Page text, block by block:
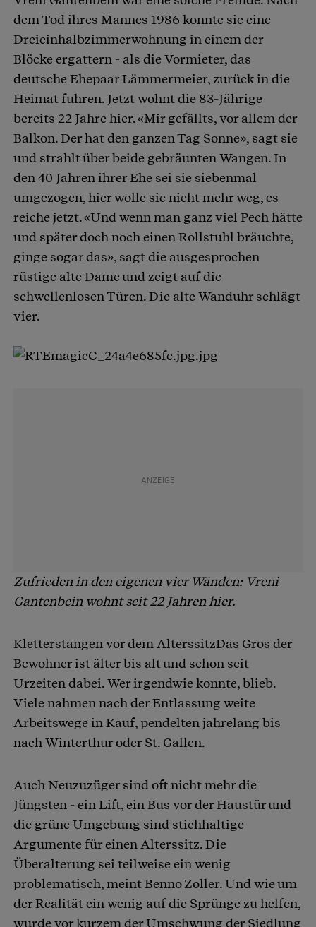
dem Tod ihres Mannes 1986 konnte sie eine
Dreieinhalbzimmerwohnung in einem der
Blöcke ergattern - als die Vormieter, das
deutsche Ehepaar Lämmermeier, zurück in die
Heimat fuhren. Jetzt wohnt die 83-Jährige
bereits 22 Jahre hier. «Mir gefällts, vor allem der
Balkon. Der hat den ganzen Tag Sonne», sagt sie
und strahlt über beide gebräunten Wangen. In
den 40 Jahren ihrer Ehe sei sie siebenmal
umgezogen, hier wolle sie nicht mehr weg, es
reiche jetzt. «Und wenn man ganz viel Pech hätte
und später doch noch einen Rollstuhl bräuchte,
ginge sogar das», sagt die ausgesprochen
rüstige alte Dame und zeigt auf die
schwellenlosen Türen. Die alte Wanduhr schlägt
vier.
Zufrieden in den eigenen vier Wänden: Vreni
Gantenbein wohnt seit 22 Jahren hier.
Kletterstangen vor dem AlterssitzDas Gros der
Bewohner ist älter bis alt und schon seit
Urzeiten dabei. Wer irgendwie konnte, blieb.
Viele nahmen nach der Entlassung weite
Arbeitswege in Kauf, pendelten jahrelang bis
nach Winterthur oder St. Gallen.
Auch Neuzuzüger sind oft nicht mehr die
Jüngsten - ein Lift, ein Bus vor der Haustür und
die grüne Umgebung sind stichhaltige
Argumente für einen Alterssitz. Die
Überalterung sei teilweise ein wenig
problematisch, meint Benno Zoller. Und wie um
der Realität ein wenig auf die Sprünge zu helfen,
wurde vor kurzem der Umschwung der Siedlung